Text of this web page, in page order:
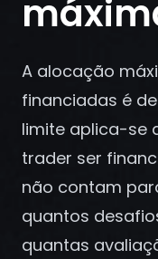
Trading
Sobre Nós
A alocação
financiadas é
limite aplica-se
trader ser
não contam
quantos
quantas